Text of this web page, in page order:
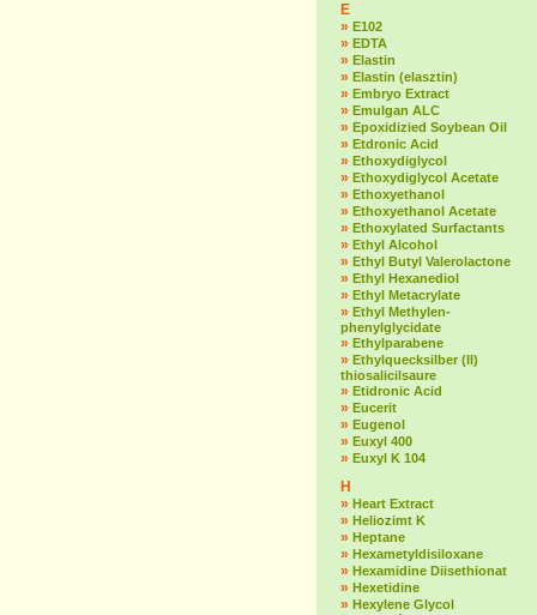
E
» E102
» EDTA
» Elastin
» Elastin (elasztin)
» Embryo Extract
» Emulgan ALC
» Epoxidizied Soybean Oil
» Etdronic Acid
» Ethoxydiglycol
» Ethoxydiglycol Acetate
» Ethoxyethanol
» Ethoxyethanol Acetate
» Ethoxylated Surfactants
» Ethyl Alcohol
» Ethyl Butyl Valerolactone
» Ethyl Hexanediol
» Ethyl Metacrylate
» Ethyl Methylen-
phenylglycidate
» Ethylparabene
» Ethylquecksilber (II)
thiosalicilsaure
» Etidronic Acid
» Eucerit
» Eugenol
» Euxyl 400
» Euxyl K 104
H
» Heart Extract
» Heliozimt K
» Heptane
» Hexametyldisiloxane
» Hexamidine Diisethionat
» Hexetidine
» Hexylene Glycol